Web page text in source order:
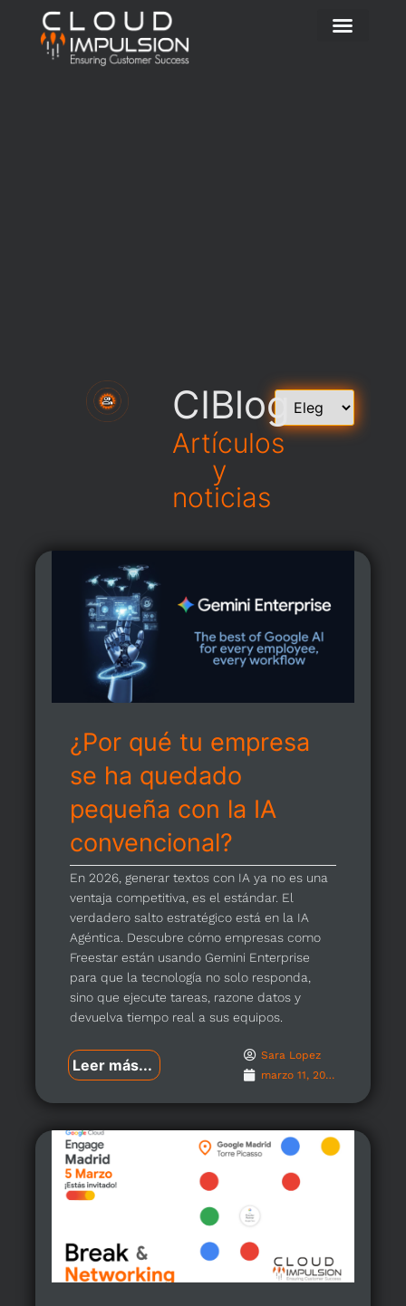
CIBlog
Artículos
y
noticias
¿Por qué tu empresa
se ha quedado
pequeña con la IA
convencional?
En 2026, generar textos con IA ya no es una
ventaja competitiva, es el estándar. El
verdadero salto estratégico está en la IA
Agéntica. Descubre cómo empresas como
Freestar están usando Gemini Enterprise
para que la tecnología no solo responda,
sino que ejecute tareas, razone datos y
devuelva tiempo real a sus equipos.
Leer más...
Sara Lopez
marzo 11, 2026